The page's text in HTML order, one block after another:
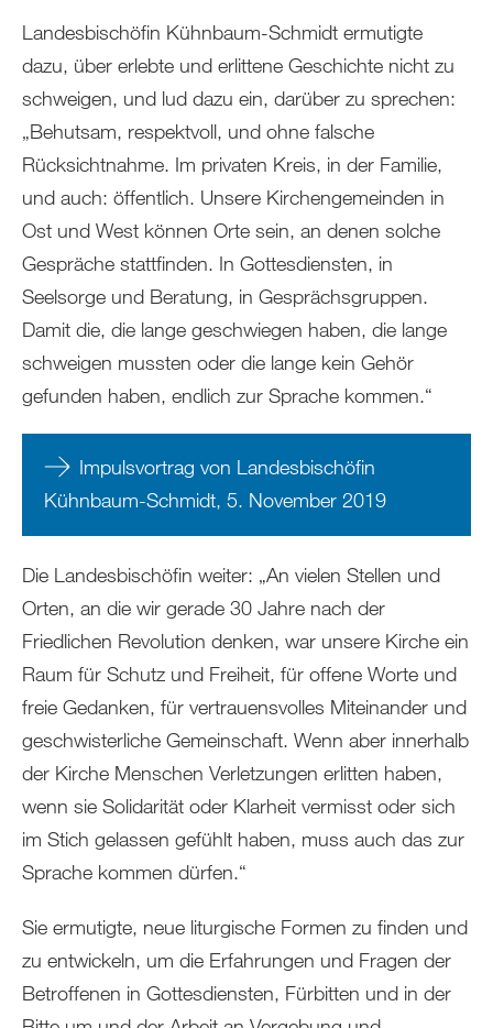
Landesbischöfin Kühnbaum-Schmidt ermutigte
dazu, über erlebte und erlittene Geschichte nicht zu
schweigen, und lud dazu ein, darüber zu sprechen:
„Behutsam, respektvoll, und ohne falsche
Rücksichtnahme. Im privaten Kreis, in der Familie,
und auch: öffentlich. Unsere Kirchengemeinden in
Ost und West können Orte sein, an denen solche
Gespräche stattfinden. In Gottesdiensten, in
Seelsorge und Beratung, in Gesprächsgruppen.
Damit die, die lange geschwiegen haben, die lange
schweigen mussten oder die lange kein Gehör
gefunden haben, endlich zur Sprache kommen.“
Impulsvortrag von Landesbischöfin
Kühnbaum-Schmidt, 5. November 2019
Die Landesbischöfin weiter: „An vielen Stellen und
Orten, an die wir gerade 30 Jahre nach der
Friedlichen Revolution denken, war unsere Kirche ein
Raum für Schutz und Freiheit, für offene Worte und
freie Gedanken, für vertrauensvolles Miteinander und
geschwisterliche Gemeinschaft. Wenn aber innerhalb
der Kirche Menschen Verletzungen erlitten haben,
wenn sie Solidarität oder Klarheit vermisst oder sich
im Stich gelassen gefühlt haben, muss auch das zur
Sprache kommen dürfen.“
Sie ermutigte, neue liturgische Formen zu finden und
zu entwickeln, um die Erfahrungen und Fragen der
Betroffenen in Gottesdiensten, Fürbitten und in der